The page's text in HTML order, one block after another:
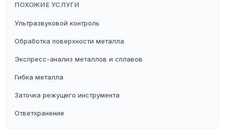
ПОХОЖИЕ УСЛУГИ
Ультразвуковой контроль
Обработка поверхности металла
Экспресс-анализ металлов и сплавов
Гибка металла
Заточка режущего инструмента
Ответхранение